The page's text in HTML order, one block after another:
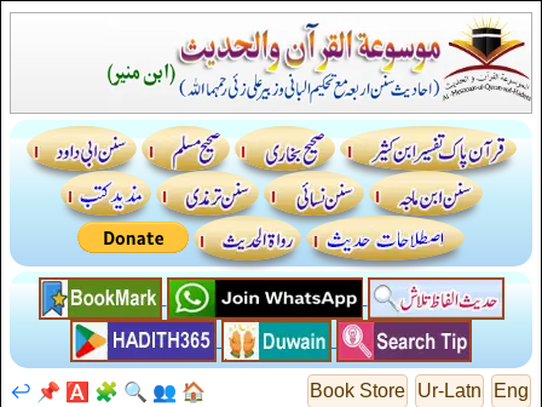
Eng
Ur-Latn
Book Store
🏠
👥
🔍
🧩
🅰️
📌
↩️